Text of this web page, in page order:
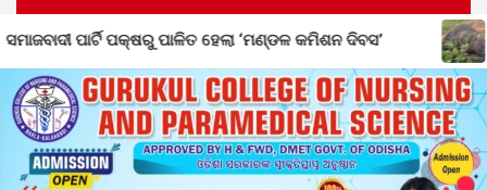
କମିଶନ ଦିବସ’ ନର୍ଲା ରେଞ୍ଜରେ ଶିଶୁ ହାତୀର ମୃତ୍ୟୁ